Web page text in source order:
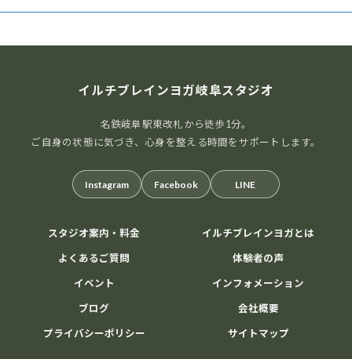
イルチブレインヨガ岐阜スタジオ
名鉄岐阜駅東改札から徒歩1分。
ご自身の状態に気づき、心身を整える時間をサポートします。
Instagram Facebook LINE
スタジオ案内・料金 イルチブレインヨガとは
よくあるご質問 体験者の声
イベント インフォメーション
ブログ 会社概要
プライバシーポリシー サイトマップ